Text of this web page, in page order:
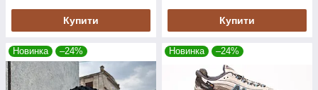
Купити Купити
Новинка –24% Новинка –24%